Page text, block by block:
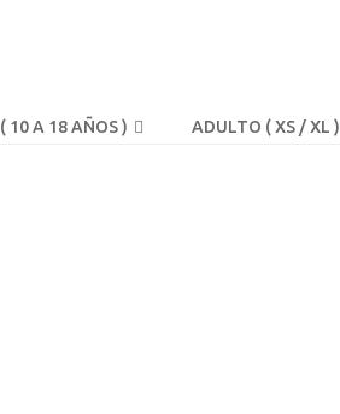
10 A 18 AÑOS ) ADULTO ( XS / XL )